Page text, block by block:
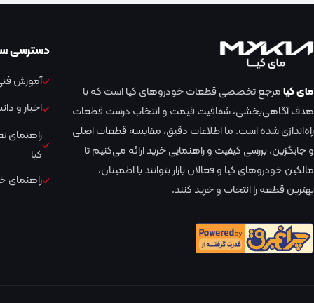
مای کیامرجع تخصصی قطعات خودروهای کیا است که با
هدف آگاهی‌بخشی، شفافیت قیمت و انتخاب درست قطعات
راه‌اندازی شده است. ما اطلاعات دقیق، مقایسه قطعات اصلی
و جایگزین، بررسی کیفیت و راهنمایی خرید ارائه می‌کنیم تا
مالکین خودروهای کیا و فعالان بازار بتوانند با اطمینان،
بهترین قطعه را انتخاب و خرید کنند.
دسترسی
آموزش
اخبار و
راهنمای
کیا
راهنمای